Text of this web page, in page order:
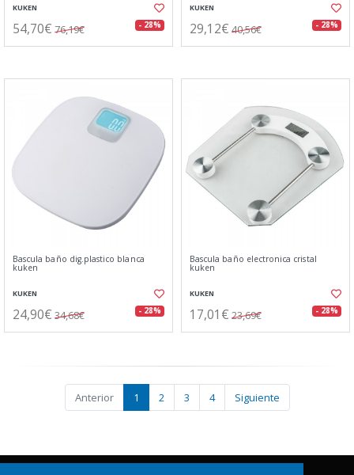
KUKEN
54,70€ 76,19€ - 28%
KUKEN
29,12€ 40,56€ - 28%
Bascula baño dig.plastico blanca
kuken
KUKEN
24,90€ 34,68€ - 28%
Bascula baño electronica cristal
kuken
KUKEN
17,01€ 23,69€ - 28%
Anterior 1 2 3 4 Siguiente